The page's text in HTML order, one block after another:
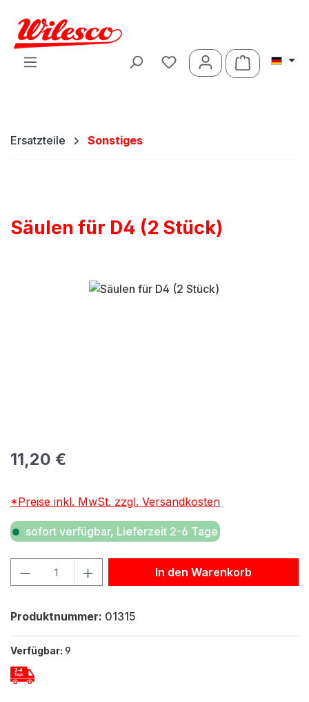
Zum Hauptinhalt springen
Ersatzteile Sonstiges
Säulen für D4 (2 Stück)
Bildergalerie überspringen
Regulärer Preis:
11,20 €
*Preise inkl. MwSt. zzgl. Versandkosten
sofort verfügbar, Lieferzeit 2-6 Tage
Produkt Anzahl: Gib den gewünschten Wert ein oder
In den Warenkorb
Produktnummer: 01315
Verfügbar: 9